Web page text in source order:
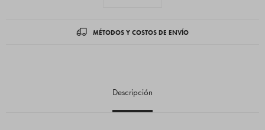
MÉTODOS Y COSTOS DE ENVÍO
Descripción